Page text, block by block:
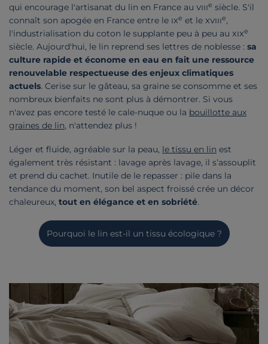
qui encourage l'artisanat du lin en France au viiie siècle. S'il
connaît son apogée en France entre le ixe et le xviiie,
l'industrialisation du coton le supplante peu à peu au xixe
siècle. Aujourd'hui, le lin reprend ses lettres de noblesse : sa
culture rapide et économe en eau en fait une ressource
renouvelable respectueuse des enjeux climatiques
actuels. Cerise sur le gâteau, sa graine se consomme et ses
nombreux bienfaits ne sont plus à démontrer. Si vous
n'avez pas encore testé le cale-nuque ou la bouillotte aux
graines de lin, n'attendez plus !
Léger et fluide, agréable sur la peau, le tissu en lin est
également très résistant : lavage après lavage, il s’assouplit
et prend du cachet. Inutile de le repasser : pile dans la
tendance du moment, son bel aspect froissé crée un décor
chaleureux, tout en élégance et en sobriété.
Pourquoi le lin est-il un tissu écologique ?